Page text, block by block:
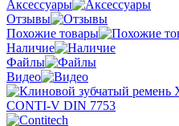
Аксессуары
Отзывы
Похожие товары
Наличие
Файлы
Видео